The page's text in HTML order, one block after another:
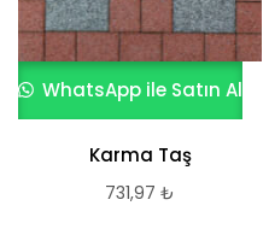
WhatsApp ile Satın Al
Karma Taş
731,97 ₺